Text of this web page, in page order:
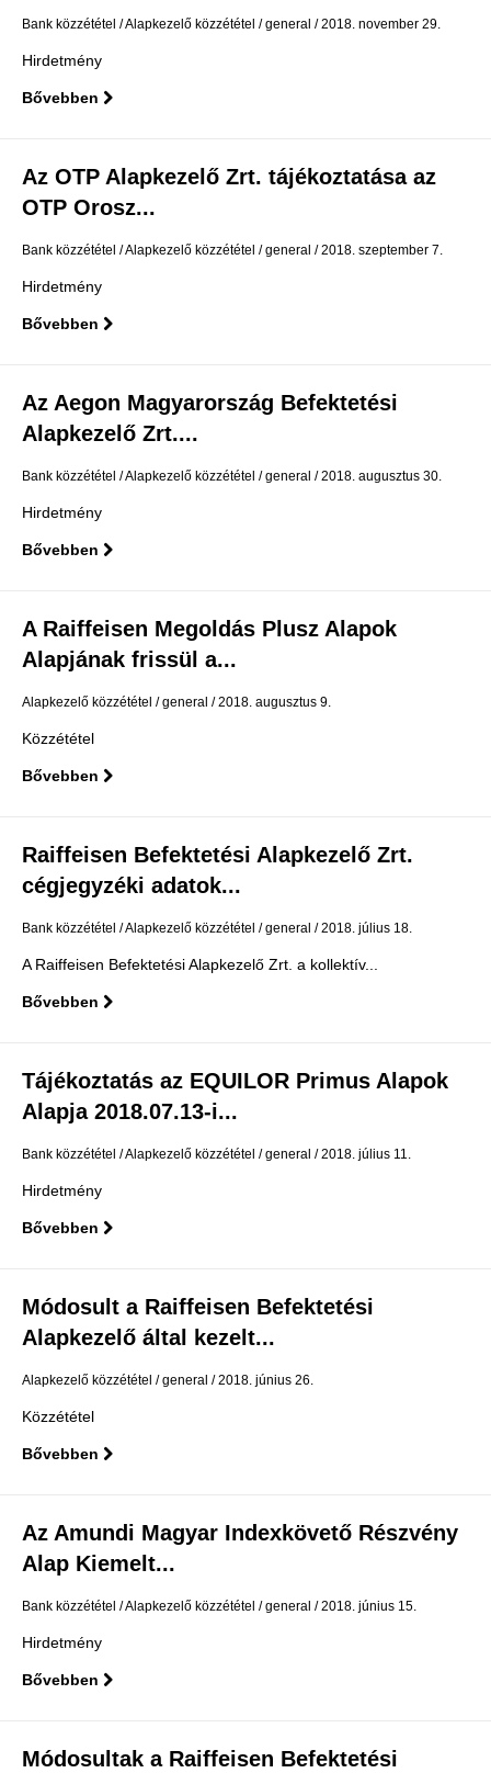
Bank közzététel Alapkezelő közzététel general 2018. november 29.
Hirdetmény
Bővebben
Az OTP Alapkezelő Zrt. tájékoztatása az
OTP Orosz...
Bank közzététel Alapkezelő közzététel general 2018. szeptember 7.
Hirdetmény
Bővebben
Az Aegon Magyarország Befektetési
Alapkezelő Zrt....
Bank közzététel Alapkezelő közzététel general 2018. augusztus 30.
Hirdetmény
Bővebben
A Raiffeisen Megoldás Plusz Alapok
Alapjának frissül a...
Alapkezelő közzététel general 2018. augusztus 9.
Közzététel
Bővebben
Raiffeisen Befektetési Alapkezelő Zrt.
cégjegyzéki adatok...
Bank közzététel Alapkezelő közzététel general 2018. július 18.
A Raiffeisen Befektetési Alapkezelő Zrt. a kollektív...
Bővebben
Tájékoztatás az EQUILOR Primus Alapok
Alapja 2018.07.13-i...
Bank közzététel Alapkezelő közzététel general 2018. július 11.
Hirdetmény
Bővebben
Módosult a Raiffeisen Befektetési
Alapkezelő által kezelt...
Alapkezelő közzététel general 2018. június 26.
Közzététel
Bővebben
Az Amundi Magyar Indexkövető Részvény
Alap Kiemelt...
Bank közzététel Alapkezelő közzététel general 2018. június 15.
Hirdetmény
Bővebben
Módosultak a Raiffeisen Befektetési